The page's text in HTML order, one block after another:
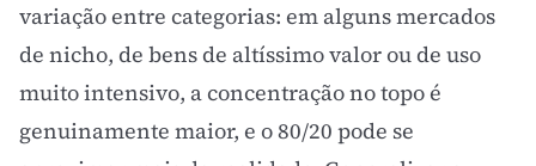
variação entre categorias: em alguns mercados
de nicho, de bens de altíssimo valor ou de uso
muito intensivo, a concentração no topo é
genuinamente maior, e o 80/20 pode se